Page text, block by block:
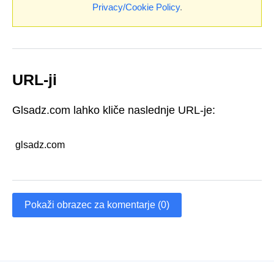
Privacy/Cookie Policy.
URL-ji
Glsadz.com lahko kliče naslednje URL-je:
glsadz.com
Pokaži obrazec za komentarje (0)